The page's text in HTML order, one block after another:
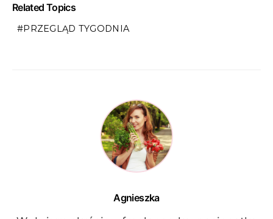
Related Topics
PRZEGLĄD TYGODNIA
Agnieszka